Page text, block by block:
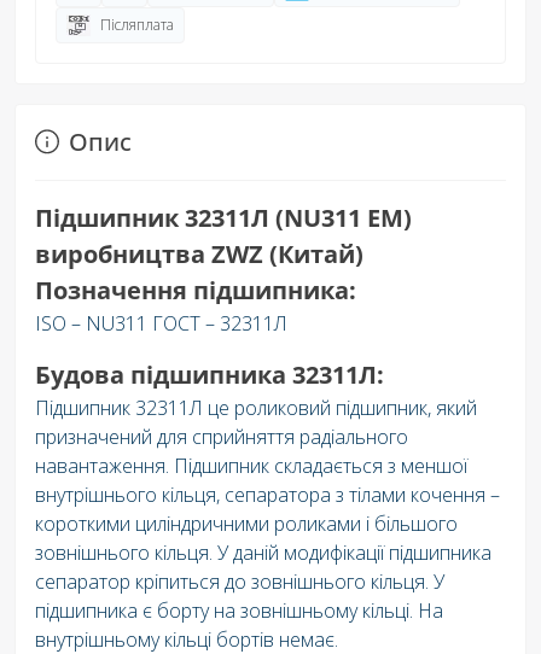
Післяплата
Опис
Підшипник 32311Л (NU311 EM)
виробництва ZWZ (Китай)
Позначення підшипника:
ISO – NU311 ГОСТ – 32311Л
Будова підшипника 32311Л:
Підшипник 32311Л це роликовий підшипник, який
призначений для сприйняття радіального
навантаження. Підшипник складається з меншої
внутрішнього кільця, сепаратора з тілами кочення –
короткими циліндричними роликами і більшого
зовнішнього кільця. У даній модифікації підшипника
сепаратор кріпиться до зовнішнього кільця. У
підшипника є борту на зовнішньому кільці. На
внутрішньому кільці бортів немає.